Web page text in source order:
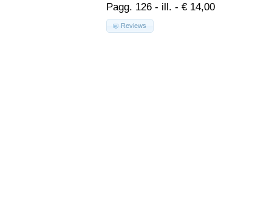
Pagg. 126 - ill. - € 14,00
Reviews